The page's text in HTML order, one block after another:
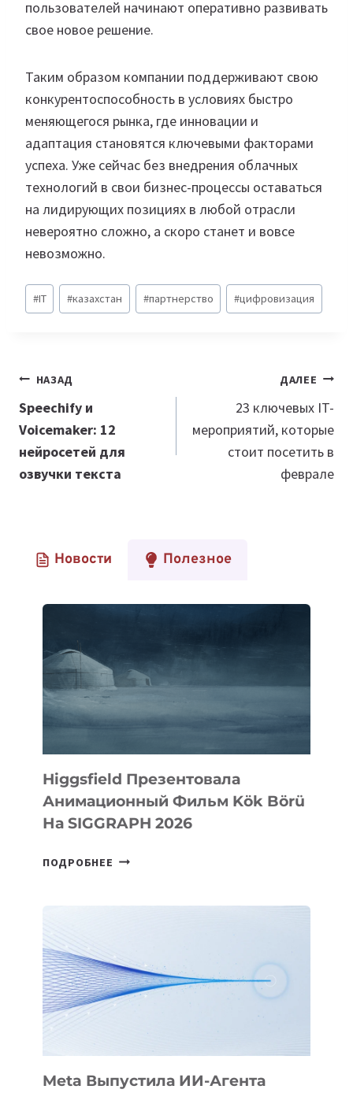
пользователей начинают оперативно развивать
свое новое решение.
Таким образом компании поддерживают свою
конкурентоспособность в условиях быстро
меняющегося рынка, где инновации и
адаптация становятся ключевыми факторами
успеха. Уже сейчас без внедрения облачных
технологий в свои бизнес-процессы оставаться
на лидирующих позициях в любой отрасли
невероятно сложно, а скоро станет и вовсе
невозможно.
Метки
записи:
#IT #казахстан #партнерство #цифровизация
Навигация
по
записям
НАЗАД
Speechify и
Voicemaker: 12
нейросетей для
озвучки текста
ДАЛЕЕ
23 ключевых IT-
мероприятий, которые
стоит посетить в
феврале
Новости Полезное
Higgsfield Презентовала
Анимационный Фильм Kök Börü
На SIGGRAPH 2026
ПОДРОБНЕЕ HIGGSFIELD
НА
SIGGRAPH
Meta Выпустила ИИ-Агента